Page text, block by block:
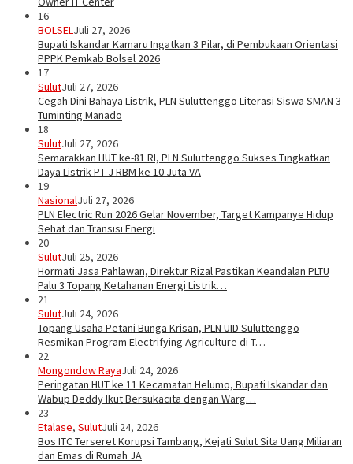
16
BOLSELJuli 27, 2026
Bupati Iskandar Kamaru Ingatkan 3 Pilar, di Pembukaan Orientasi
PPPK Pemkab Bolsel 2026
17
SulutJuli 27, 2026
Cegah Dini Bahaya Listrik, PLN Suluttenggo Literasi Siswa SMAN 3
Tuminting Manado
18
SulutJuli 27, 2026
Semarakkan HUT ke-81 RI, PLN Suluttenggo Sukses Tingkatkan
Daya Listrik PT J RBM ke 10 Juta VA
19
NasionalJuli 27, 2026
PLN Electric Run 2026 Gelar November, Target Kampanye Hidup
Sehat dan Transisi Energi
20
SulutJuli 25, 2026
Hormati Jasa Pahlawan, Direktur Rizal Pastikan Keandalan PLTU
Palu 3 Topang Ketahanan Energi Listrik…
21
SulutJuli 24, 2026
Topang Usaha Petani Bunga Krisan, PLN UID Suluttenggo
Resmikan Program Electrifying Agriculture di T…
22
Mongondow RayaJuli 24, 2026
Peringatan HUT ke 11 Kecamatan Helumo, Bupati Iskandar dan
Wabup Deddy Ikut Bersukacita dengan Warg…
23
Etalase, SulutJuli 24, 2026
Bos ITC Terseret Korupsi Tambang, Kejati Sulut Sita Uang Miliaran
dan Emas di Rumah JA